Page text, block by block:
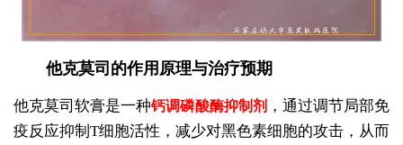
他克莫司的作用原理与治疗预期
他克莫司软膏是一种钙调磷酸酶抑制剂 ，通过调节局部免
疫反应抑制T细胞活性，减少对黑色素细胞的攻击，从而